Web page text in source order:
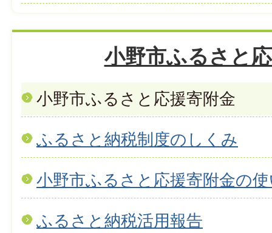
小野市ふるさと
小野市ふるさと応援寄附金
ふるさと納税制度のしくみ
小野市ふるさと応援寄附金の
ふるさと納税活用報告